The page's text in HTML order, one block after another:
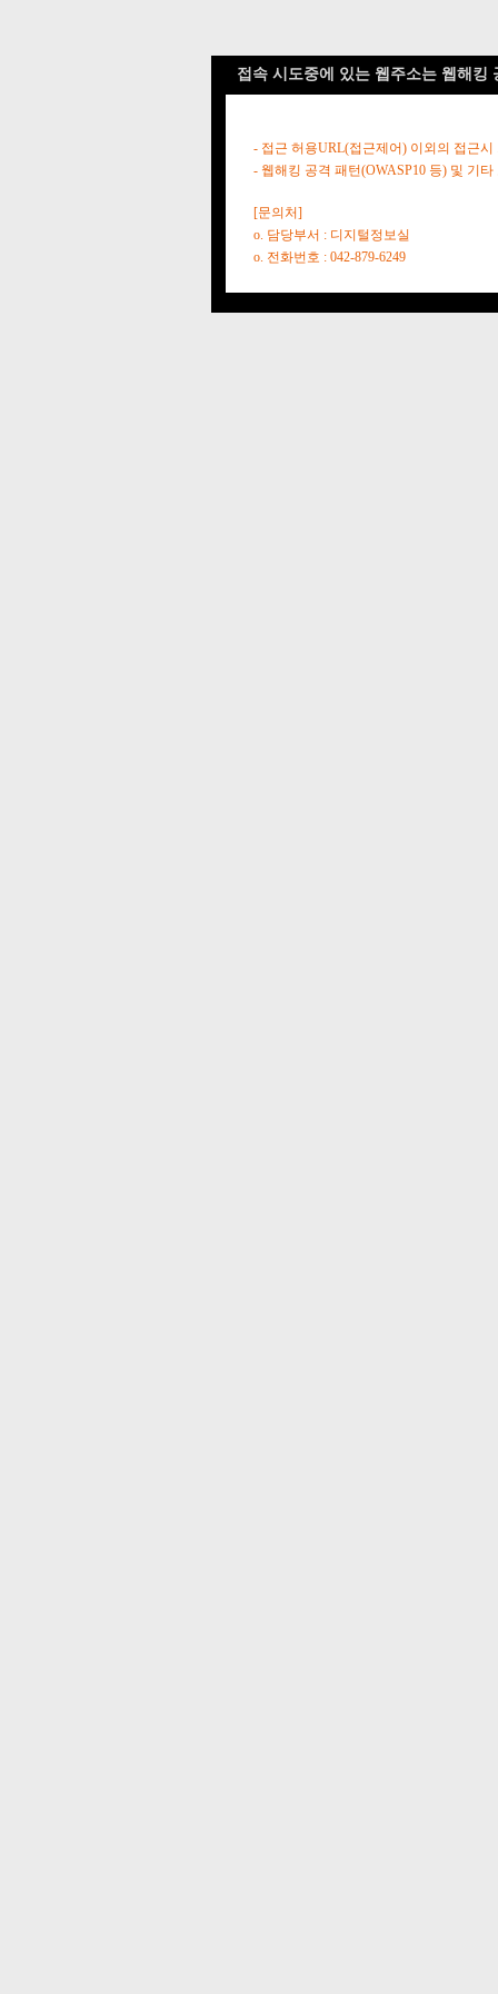
접속 시도중에 있는 웹주소는 웹해킹
- 접근 허용URL(접근제어) 이외의 접근시
- 웹해킹 공격 패턴(OWASP10 등) 및 기
[문의처]
o. 담당부서 : 디지털정보실
o. 전화번호 : 042-879-6249